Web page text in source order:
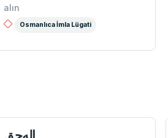
alın
Osmanlıca İmla Lügati